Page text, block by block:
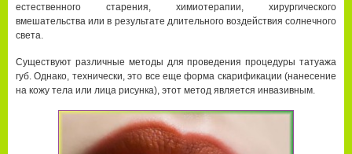
естественного старения, химиотерапии, хирургического
вмешательства или в результате длительного воздействия солнечного
света.
Существуют различные методы для проведения процедуры татуажа
губ. Однако, технически, это все еще форма скарификации (нанесение
на кожу тела или лица рисунка), этот метод является инвазивным.